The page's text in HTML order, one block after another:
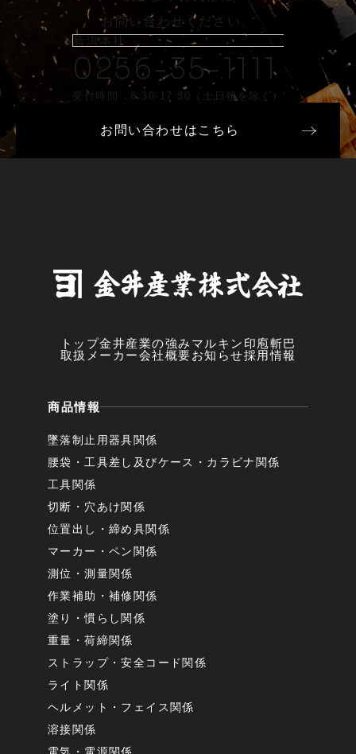
お問い合わせください。
新潟本社
0256-35-1111
受付時間 8:30-17:30（土日祝を除く）
お問い合わせはこちら
トップ金井産業の強み マルキン印 庖斬巴
取扱メーカー会社概要お知らせ採用情報
商品情報
墜落制止用器具関係
腰袋・工具差し及びケース・カラビナ関係
工具関係
切断・穴あけ関係
位置出し・締め具関係
マーカー・ペン関係
測位・測量関係
作業補助・補修関係
塗り・慣らし関係
重量・荷締関係
ストラップ・安全コード関係
ライト関係
ヘルメット・フェイス関係
溶接関係